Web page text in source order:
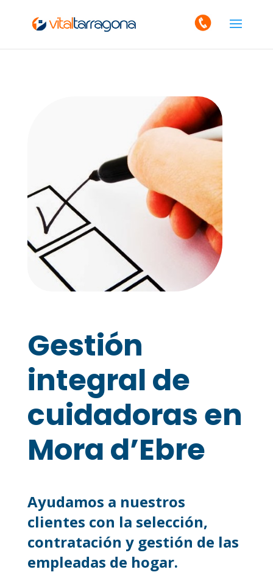
Gestión
integral de
cuidadoras en
Mora d’Ebre
Ayudamos a nuestros
clientes con la selección,
contratación y gestión de las
empleadas de hogar.